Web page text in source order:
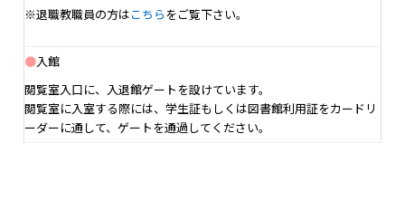
※退職教職員の方はこちらをご覧下さい。
●入館
閲覧室入口に、入退館ゲートを設けています。
閲覧室に入室する際には、学生証もしくは図書館利用証をカードリ
ーダーに通して、ゲートを通過してください。